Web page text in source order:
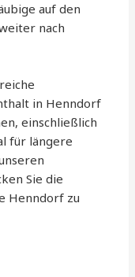
auf den
nach
in Henndorf
einschließlich
für längere
Sie die
Henndorf zu